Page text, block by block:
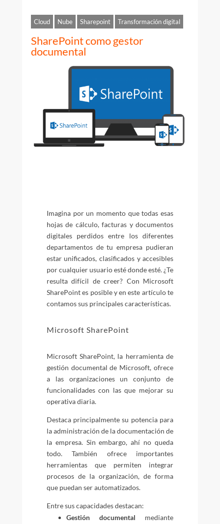
Cloud Nube Sharepoint Transformación digital
SharePoint como gestor
documental
Imagina por un momento que todas esas
hojas de cálculo, facturas y documentos
digitales perdidos entre los diferentes
departamentos de tu empresa pudieran
estar unificados, clasificados y accesibles
por cualquier usuario esté donde esté. ¿Te
resulta difícil de creer? Con Microsoft
SharePoint es posible y en este artículo te
contamos sus principales características.
Microsoft SharePoint
Microsoft SharePoint, la herramienta de
gestión documental de Microsoft, ofrece
a las organizaciones un conjunto de
funcionalidades con las que mejorar su
operativa diaria.
Destaca principalmente su potencia para
la administración de la documentación de
la empresa. Sin embargo, ahí no queda
todo. También ofrece importantes
herramientas que permiten integrar
procesos de la organización, de forma
que puedan ser automatizados.
Entre sus capacidades destacan:
Gestión documental mediante